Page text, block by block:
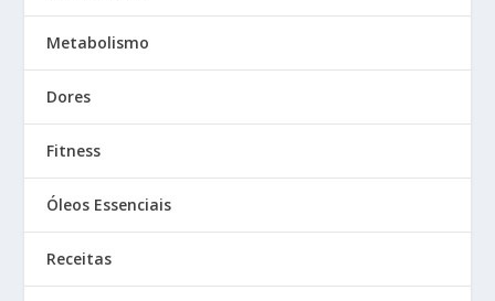
Metabolismo
Dores
Fitness
Óleos Essenciais
Receitas